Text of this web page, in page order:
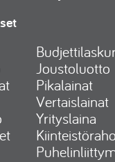
Joustoluotto
Pikalainat
Vertaislainat
Yrityslaina